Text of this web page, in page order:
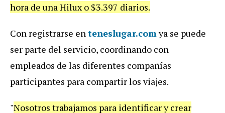
hora de una Hilux o $3.397 diarios.
Con registrarse en teneslugar.comya se puede
ser parte del servicio, coordinando con
empleados de las diferentes compañías
participantes para compartir los viajes.
"Nosotros trabajamos para identificar y crear